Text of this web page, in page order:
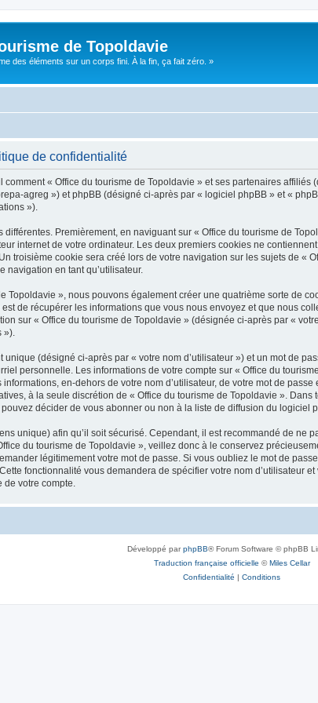
de Topoldavie
des éléments sur un corps fini. À la fin, ça fait zéro. »
de confidentialité
« Office du tourisme de Topoldavie » et ses partenaires
agreg ») et phpBB (désigné ci-après par « logiciel phpBB » et «
»).
Premièrement, en naviguant sur « Office du tourisme de
internet de votre ordinateur. Les deux premiers cookies ne
troisième cookie sera créé lors de votre navigation sur les sujets de «
navigation en tant qu’utilisateur.
Topoldavie », nous pouvons également créer une quatrième sorte de
de récupérer les informations que vous nous envoyez et que nous
sur « Office du tourisme de Topoldavie » (désignée ci-après par «
(désigné ci-après par « votre nom d’utilisateur ») et un mot de
personnelle. Les informations de votre compte sur « Office du
en-dehors de votre nom d’utilisateur, de votre mot de
à la seule discrétion de « Office du tourisme de Topoldavie ».
décider de vous abonner ou non à la liste de diffusion du logiciel
unique) afin qu’il soit sécurisé. Cependant, il est recommandé de ne
du tourisme de Topoldavie », veillez donc à le conservez
légitimement votre mot de passe. Si vous oubliez le mot de
fonctionnalité vous demandera de spécifier votre nom d’utilisateur
votre compte.
Développé parphpBB® Forum Software © phpBB
Traduction française officielle ©Miles Cellar
Confidentialité | Conditions